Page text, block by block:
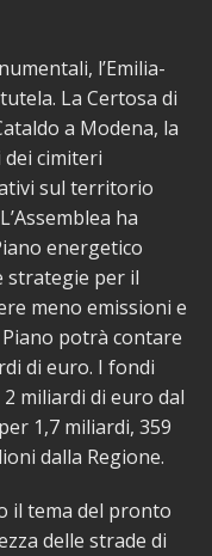
l’Emilia-
La Certosa di
a Modena, la
cimiteri
sul territorio
ha
energetico
strategie per il
meno emissioni e
potrà contare
di euro. I fondi
miliardi di euro dal
1,7 miliardi, 359
dalla Regione.
il tema del pronto
delle strade di